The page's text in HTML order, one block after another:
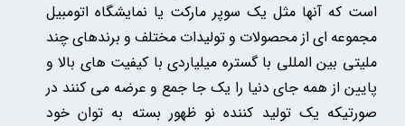
است که آنها مثل یک سوپر مارکت یا نمایشگاه اتومبیل
مجموعه ای از محصولات و تولیدات مختلف و برندهای چند
ملیتی بین المللی با گستره میلیاردی با کیفیت های بالا و
پایین از همه جای دنیا را یک جا جمع و عرضه می کنند در
صورتیکه یک تولید کننده نو ظهور بسته به توان خود